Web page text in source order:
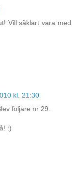
Vill såklart vara med
kl. 21:30
följare nr 29.
:)